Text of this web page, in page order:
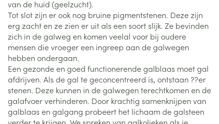
van de huid (geelzucht).
Tot slot zijn er ook nog bruine pigmentstenen. Deze zijn
erg zacht en ze zien er uit als een soort slijk. Ze bevinden
zich in de galweg en komen veelal voor bij oudere
mensen die vroeger een ingreep aan de galwegen
hebben ondergaan.
Een gezonde en goed functionerende galblaas moet gal
afdrijven. Als de gal te geconcentreerd is, ontstaan ??er
stenen. Deze kunnen in de galwegen terechtkomen en de
galafvoer verhinderen. Door krachtig samenknijpen van
galblaas en galgang probeert het lichaam de galsteen